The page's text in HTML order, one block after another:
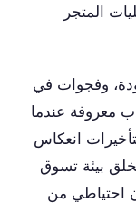
المتجر
وفجوات في
معروفة عندما
انعكاس
تخلق بيئة تسوق
احتياطي من